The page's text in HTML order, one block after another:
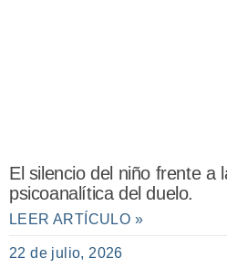
El silencio del niño frente a
psicoanalítica del duelo.
LEER ARTÍCULO »
22 de julio, 2026